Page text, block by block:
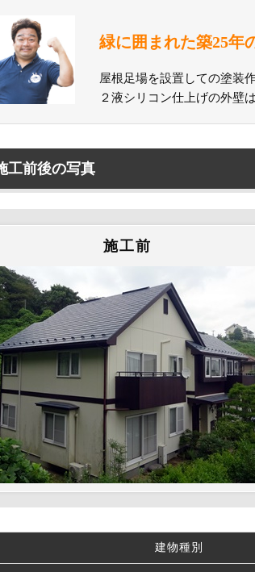
緑に囲まれた築25年
屋根足場を設置しての塗装
２液シリコン仕上げの外壁
工前後の写真
施工前
建物種別